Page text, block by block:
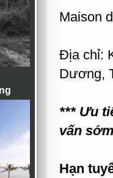
Maison
Địa chỉ:
Dương,
*** Ưu
vấn
Hạn